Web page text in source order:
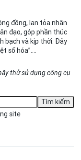
đồng, lan tỏa nhân
đạo, góp phần thúc
bạch và kịp thời. Đây
số hóa”....
thử sử dụng công cụ
site